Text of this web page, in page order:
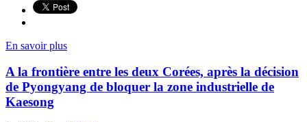
En savoir plus
A la frontière entre les deux Corées, après la décision
de Pyongyang de bloquer la zone industrielle de
Kaesong